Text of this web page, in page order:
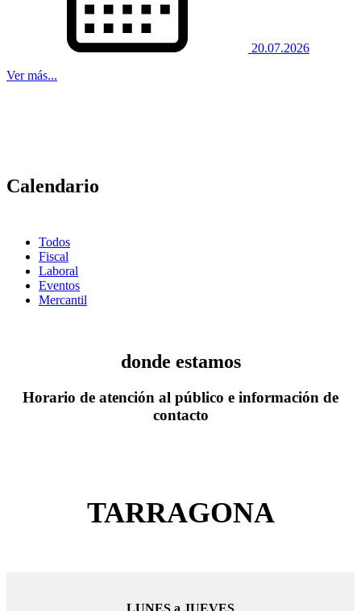
20.07.2026
Ver más...
Calendario
Todos
Fiscal
Laboral
Eventos
Mercantil
donde estamos
Horario de atención al público e información de
contacto
TARRAGONA
LUNES a JUEVES